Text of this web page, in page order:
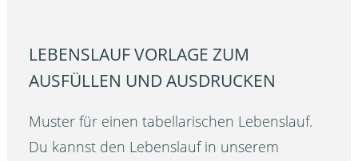
LEBENSLAUF VORLAGE ZUM
AUSFÜLLEN UND AUSDRUCKEN
Muster für einen tabellarischen Lebenslauf.
Du kannst den Lebenslauf in unserem